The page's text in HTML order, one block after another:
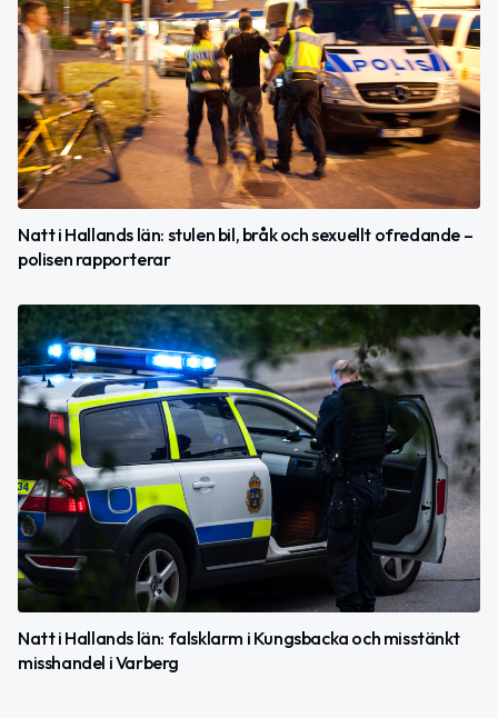
Natt i Hallands län: stulen bil, bråk och sexuellt ofredande –
polisen rapporterar
Natt i Hallands län: falsklarm i Kungsbacka och misstänkt
misshandel i Varberg